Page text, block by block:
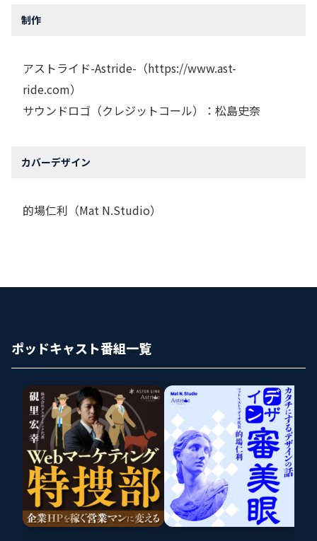
制作
アストライド-Astride-（⁠https://www.ast-
ride.com⁠）
サウンドロゴ（クレジットコール）：松島史奈
カバーデザイン
的場仁利（Mat N.Studio）
ポッドキャスト番組一覧